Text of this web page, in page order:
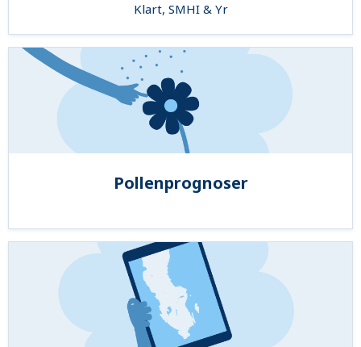
Klart, SMHI & Yr
Pollenprognoser